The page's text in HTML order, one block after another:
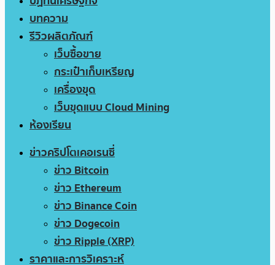
บทความ
รีวิวผลิตภัณฑ์
เว็บซื้อขาย
กระเป๋าเก็บเหรียญ
เครื่องขุด
เว็บขุดแบบ Cloud Mining
ห้องเรียน
ข่าวคริปโตเคอเรนซี่
ข่าว Bitcoin
ข่าว Ethereum
ข่าว Binance Coin
ข่าว Dogecoin
ข่าว Ripple (XRP)
ราคาและการวิเคราะห์